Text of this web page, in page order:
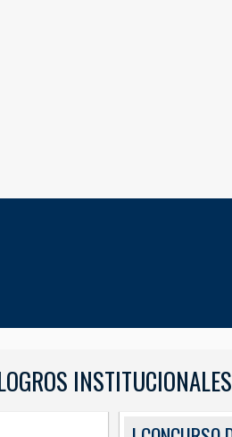
INSTITUCIONALES